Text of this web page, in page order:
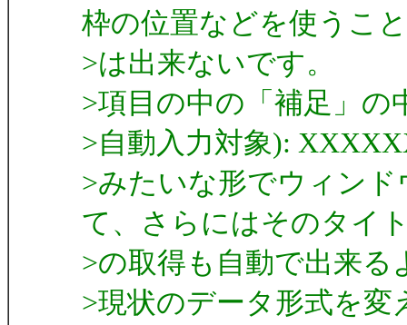
枠の位置などを使うこと
>は出来ないです。
>項目の中の「補足」の
>自動入力対象):
>みたいな形でウィン
て、さらにはそのタイ
>の取得も自動で出来
>現状のデータ形式を